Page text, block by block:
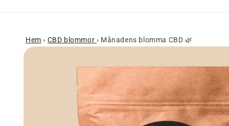
Hem › CBD blommor › Månadens blomma CBD 🌿
Gå till